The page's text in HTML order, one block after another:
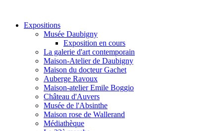
Expositions
Musée Daubigny
Exposition en cours
La galerie d'art contemporain
Maison-Atelier de Daubigny
Maison du docteur Gachet
Auberge Ravoux
Maison-atelier Emile Boggio
Château d'Auvers
Musée de l'Absinthe
Maison rose de Wallerand
Médiathèque